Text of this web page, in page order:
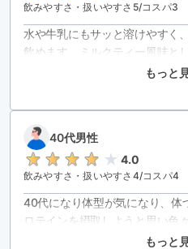
飲みやすさ・扱いやすさ 5/コスパ3
水や牛乳にもサッと溶けやすく
飲めます。ミルクティー風味と
レスなく続けられる味わいです。
もっと
40代男性
4.0
飲みやすさ・扱いやすさ 4/コスパ4
40代になり体型が気になり、体
ロテインを摂取しようと思い色
た。私は体質的なのか牛乳由来
もっと